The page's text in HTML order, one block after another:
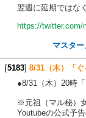
翌週に延期ではな
https://twitter.com/
マスタ
[5183] 8/31（木）「
●8/31（木）20時
※元祖（マル秘）
Youtubeの公式予